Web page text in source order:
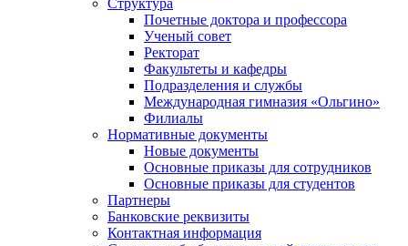
Структура
Почетные доктора и профессора
Ученый совет
Ректорат
Факультеты и кафедры
Подразделения и службы
Международная гимназия «Ольгино»
Филиалы
Нормативные документы
Новые документы
Основные приказы для сотрудников
Основные приказы для студентов
Партнеры
Банковские реквизиты
Контактная информация